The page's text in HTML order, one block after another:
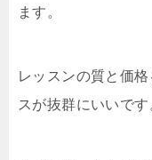
ます。
レッスンの質と価
スが抜群にいいです